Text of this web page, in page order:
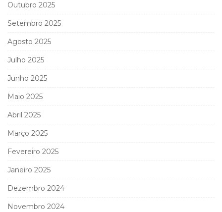
Outubro 2025
Setembro 2025
Agosto 2025
Julho 2025
Junho 2025
Maio 2025
Abril 2025
Março 2025
Fevereiro 2025
Janeiro 2025
Dezembro 2024
Novembro 2024